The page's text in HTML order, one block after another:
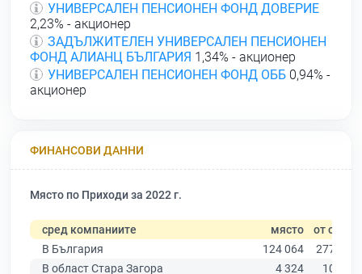
УНИВЕРСАЛЕН ПЕНСИОНЕН ФОНД ДОВЕРИЕ
2,23% - акционер
ЗАДЪЛЖИТЕЛЕН УНИВЕРСАЛЕН ПЕНСИОНЕН
ФОНД АЛИАНЦ БЪЛГАРИЯ 1,34% - акционер
УНИВЕРСАЛЕН ПЕНСИОНЕН ФОНД ОББ 0,94% -
акционер
ФИНАНСОВИ ДАННИ
Място по Приходи за 2022 г.
сред компаниите място
от общо
В България
124 064
277 019
В област Стара Загора
4 324 10 079